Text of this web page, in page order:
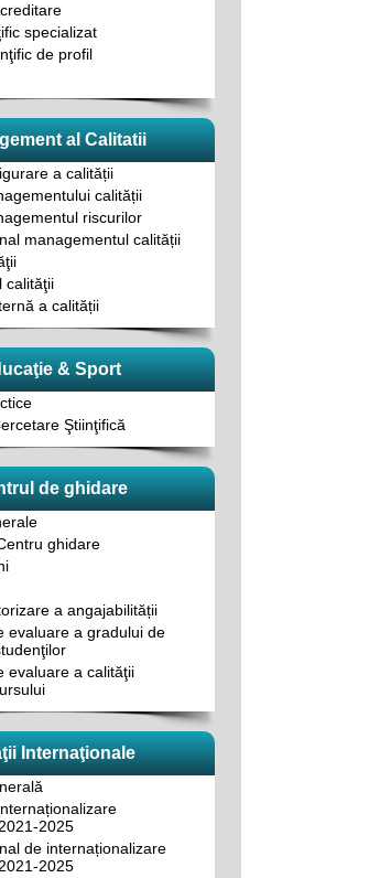
specializat
de profil
al Calitatii
a calității
calității
riscurilor
managementul calității
calităţii
a calității
& Sport
Ştiinţifică
de ghidare
ghidare
a angajabilității
evaluare a gradului de
evaluare a calităţii
Internaţionale
2025
de internaționalizare
2025